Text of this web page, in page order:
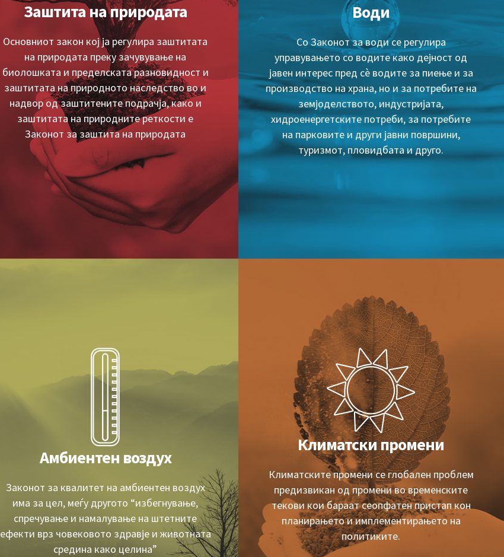
Заштита на природата
Основниот закон кој ја регулира заштитата
на природата преку зачувување на
биолошката и пределската разновидност и
заштитата на природното наследство во и
надвор од заштитените подрачја, како и
заштитата на природните реткости е
Законот за заштита на природата
Води
Со Законот за води се регулира
управувањето со водите како дејност од
јавен интерес пред сè водите за пиење и за
производство на храна, но и за потребите на
земјоделството, индустријата,
хидроенергетските потреби, за потребите
на парковите и други јавни површини,
туризмот, пловидбата и друго.
Амбиентен воздух
Законот за квалитет на амбиентен воздух
има за цел, меѓу другото “избегнување,
спречување и намалување на штетните
ефекти врз човековото здравје и животната
средина како целина”
Климатски промени
Климатските промени се глобален проблем
предизвикан од промени во временските
текови кои бараат сеопфатен пристап кон
планирањето и имплементирањето на
политиките.